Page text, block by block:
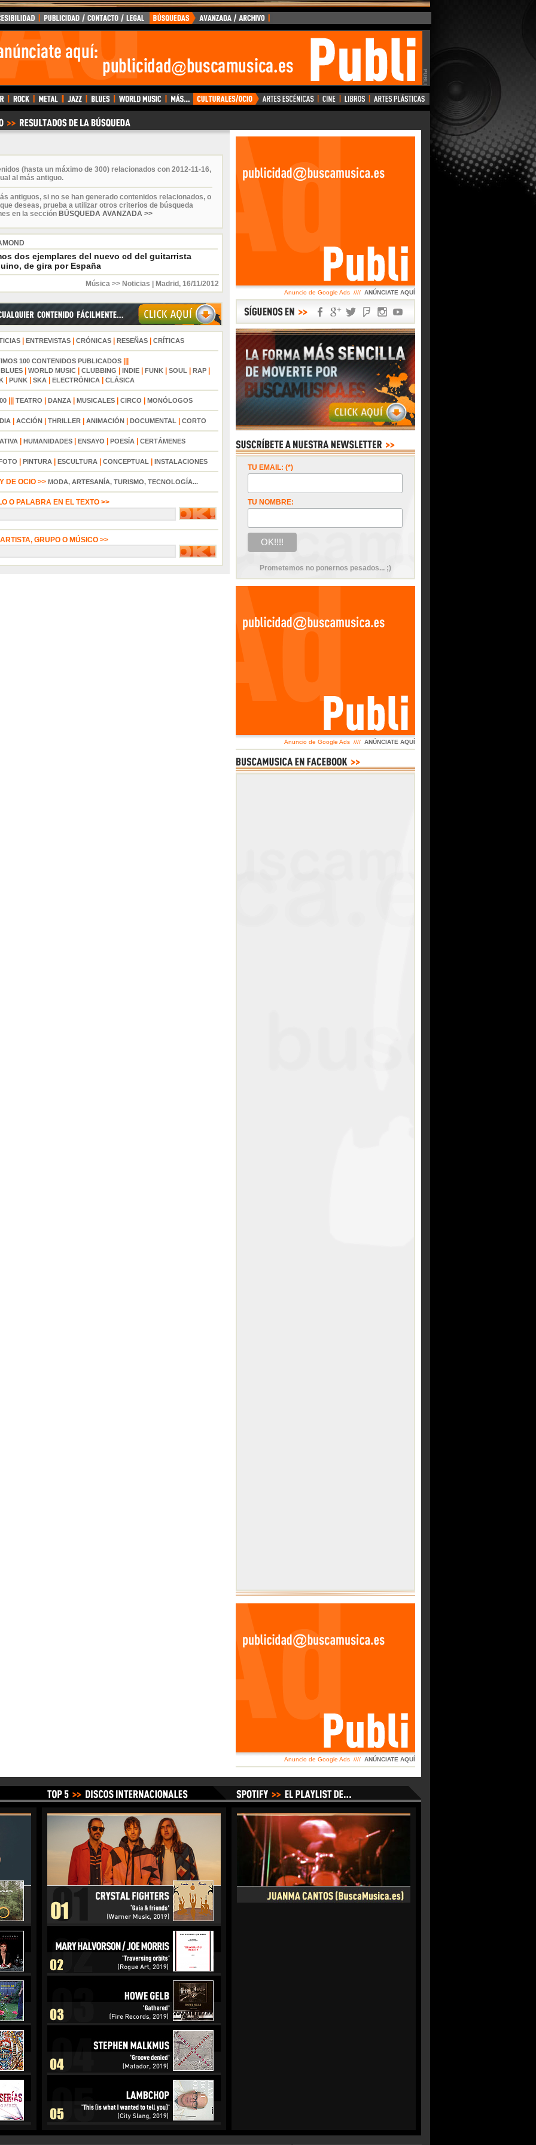
(hasta un máximo de 300) relacionados con 2012-11-16,
al más antiguo.
antiguos, si no se han generado contenidos relacionados, o
deseas, prueba a utilizar otros criterios de búsqueda
en la sección BÚSQUEDA AVANZADA >>
dos ejemplares del nuevo cd del guitarrista
de gira por España
Música >> Noticias Madrid , 16/11/2012
| ENTREVISTAS| CRÓNICAS| RESEÑAS| CRÍTICAS
100 CONTENIDOS PUBLICADOS
BLUES| WORLD MUSIC| CLUBBING INDIE| FUNK| SOUL| RAP|
| PUNK| SKA| ELECTRÓNICA| CLÁSICA
||| TEATRO DANZA| MUSICALES| CIRCO MONÓLOGOS
ACCIÓN THRILLER ANIMACIÓN DOCUMENTAL CORTO
HUMANIDADES ENSAYO POESÍA CERTÁMENES
PINTURA ESCULTURA CONCEPTUAL INSTALACIONES
DE OCIO >> MODA, ARTESANÍA, TURISMO, TECNOLOGÍA...
O PALABRA EN EL TEXTO >>
GRUPO O MÚSICO >>
Anuncio de Google Ads //// ANÚNCIATE AQUÍ
TU EMAIL: (*)
TU NOMBRE:
Prometemos no ponernos pesados... ;)
Anuncio de Google Ads //// ANÚNCIATE AQUÍ
Anuncio de Google Ads //// ANÚNCIATE AQUÍ